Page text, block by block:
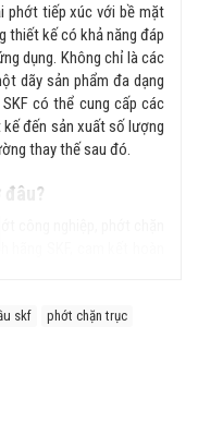
phớt tiếp xúc với bề mặt
thiết kế có khả năng đáp
dụng. Không chỉ là các
dãy sản phẩm đa dạng
có thể cung cấp các
đến sản xuất số lượng
thay thế sau đó.
đâu?
công nghiệp, phớt chặn
SKF, cam kết hoàn
skf
phớt chặn trục